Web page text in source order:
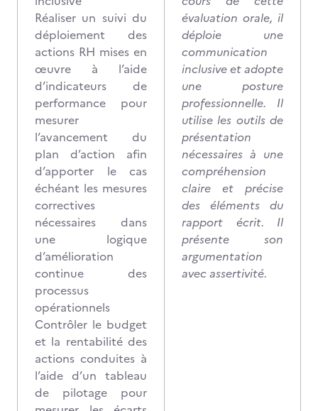
Réaliser un suivi du
déploiement des
actions RH mises en
œuvre à l’aide
d’indicateurs de
performance pour
mesurer
l’avancement du
plan d’action afin
d’apporter le cas
échéant les mesures
correctives
nécessaires dans
une logique
d’amélioration
continue des
processus
opérationnels
Contrôler le budget
et la rentabilité des
actions conduites à
l’aide d’un tableau
de pilotage pour
évaluation orale, il
déploie une
communication
inclusive et adopte
une posture
professionnelle. Il
utilise les outils de
présentation
nécessaires à une
compréhension
claire et précise
des éléments du
rapport écrit. Il
présente son
argumentation
avec assertivité.